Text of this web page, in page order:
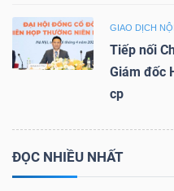
GIAO DỊCH
Tiếp nối
Giám đốc
cp
ĐỌC NHIỀU NHẤT